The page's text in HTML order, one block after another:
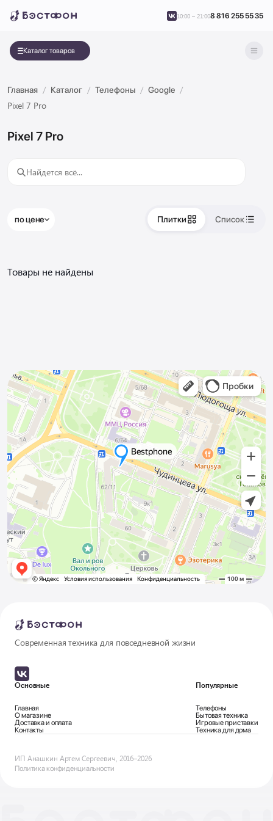
Каталог товаров
10:00 – 21:008 816 255 55 35
Главная Каталог Телефоны Google
Pixel 7 Pro
Pixel 7 Pro
по цене Плитки Список
Товары не найдены
Современная техника для повседневной жизни
Основные
Главная
О магазине
Доставка и оплата
Контакты
Популярные
Телефоны
Бытовая техника
Игровые приставки
Техника для дома
ИП Анашкин Артем Сергеевич, 2016–2026
Политика конфиденциальности